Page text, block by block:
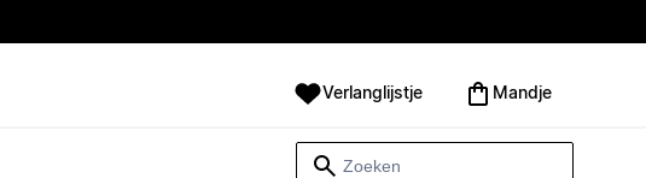
Verlanglijstje Mandje